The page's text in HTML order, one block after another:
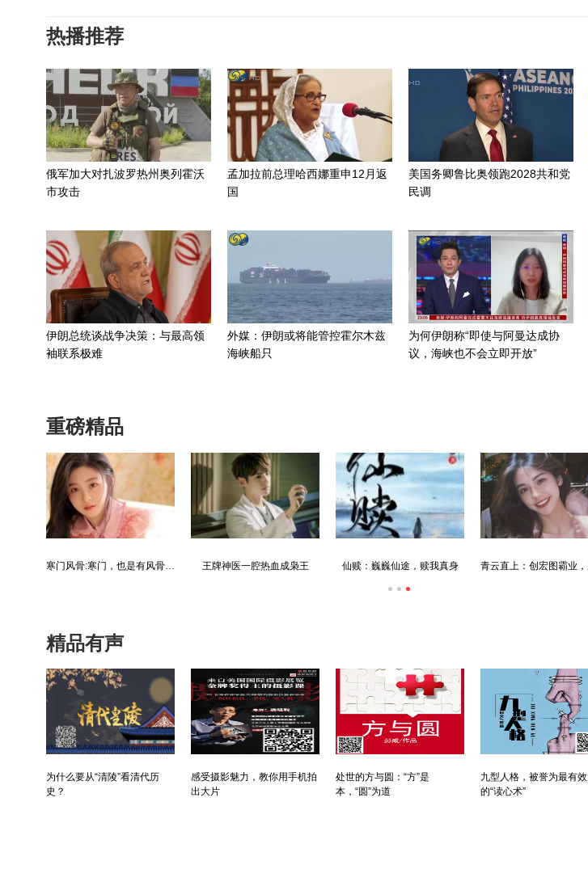
热播推荐
俄军加大对扎波罗热州奥列霍沃
市攻击
孟加拉前总理哈西娜重申12月返
国
美国务卿鲁比奥领跑2028共和党
民调
伊朗总统谈战争决策：与最高领
袖联系极难
外媒：伊朗或将能管控霍尔木兹
海峡船只
为何伊朗称“即使与阿曼达成协
议，海峡也不会立即开放”
重磅精品
寒门风骨:寒门，也是有风骨的！ 王牌神医一腔热血成枭王 仙赎：巍巍仙途，赎我真身 青云直上：创宏图霸业，成人生赢家
精品有声
为什么要从“清陵”看清代历
史？
感受摄影魅力，教你用手机拍
出大片
处世的方与圆：“方”是
本，“圆”为道
九型人格，被誉为最有效
的“读心术”